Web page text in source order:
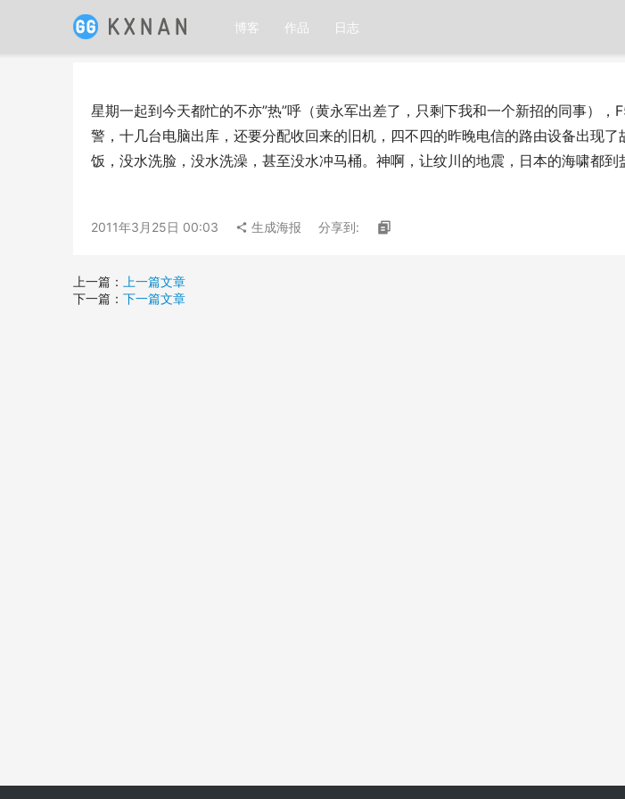
博客 作品 日志
星期一起到今天都忙的不亦”热”呼（黄永军出差了，只剩下我和一个新招的同事）
警，十几台电脑出库，还要分配收回来的旧机，四不四的昨晚电信的路由设备出现
饭，没水洗脸，没水洗澡，甚至没水冲马桶。神啊，让纹川的地震，日本的海啸都到
2011年3月25日 00:03 生成海报 分享到:
上一篇：
上一篇文章
下一篇： 下一篇文章